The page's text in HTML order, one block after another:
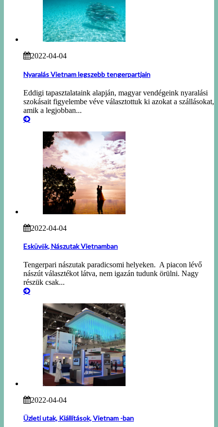
2022-04-04
Nyaralás Vietnam legszebb tengerpartjain
Eddigi tapasztalataink alapján, magyar vendégeink nyaralási
szokásait figyelembe véve választottuk ki azokat a szállásokat,
amik a legjobban...
2022-04-04
Esküvők, Nászutak Vietnamban
Tengerpari nászutak paradicsomi helyeken. A piacon lévő
nászút választékot látva, nem igazán tudunk örülni. Nagy
részük csak...
2022-04-04
Üzleti utak, Kiállítások, Vietnam -ban